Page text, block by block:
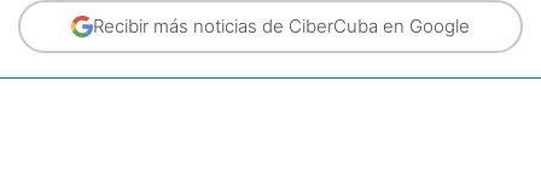
Recibir más noticias de CiberCuba en Google